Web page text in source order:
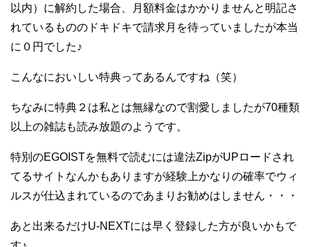
以内）に解約した場合、月額料金はかかりませんと明記さ
れているもののドキドキで請求月を待っていましたが本当
に０円でした♪
こんなにおいしい特典ってあるんですね（笑）
ちなみに特典２は私とは無縁なので割愛しましたが70種類
以上の雑誌も読み放題のようです。
特別のEGOISTを無料で読むには違法ZipがUPロードされ
てるサイトなんかもありますが経験上かなりの確率でウィ
ルスが仕込まれているのであまりお勧めはしません・・・
あと出来るだけU-NEXTには早く登録した方が良いかもで